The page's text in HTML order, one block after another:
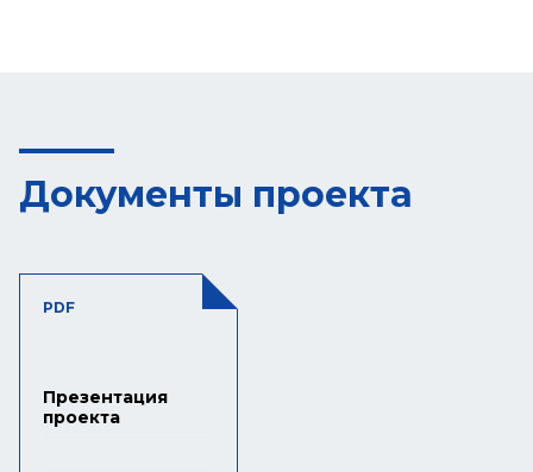
Документы проекта
PDF
Презентация
проекта